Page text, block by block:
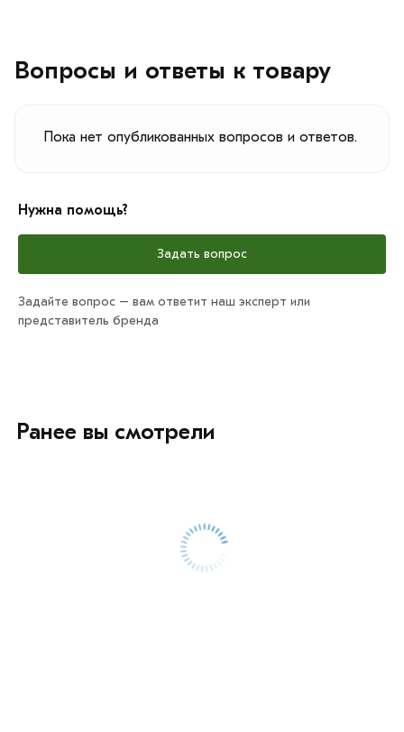
Вопросы и ответы к товару
Пока нет опубликованных вопросов и ответов.
Нужна помощь?
Задать вопрос
Задайте вопрос – вам ответит наш эксперт или
представитель бренда
Ранее вы смотрели